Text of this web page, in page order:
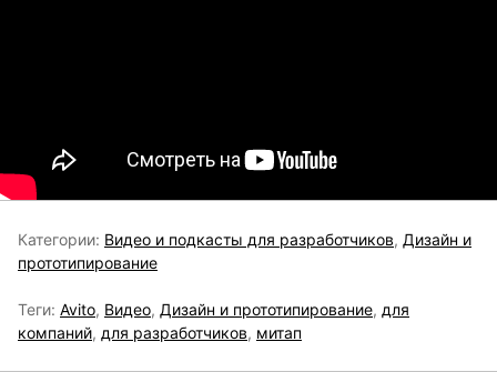
Категории: Видео и подкасты для разработчиков, Дизайн и
прототипирование
Теги: Avito, Видео, Дизайн и прототипирование, для
компаний, для разработчиков, митап